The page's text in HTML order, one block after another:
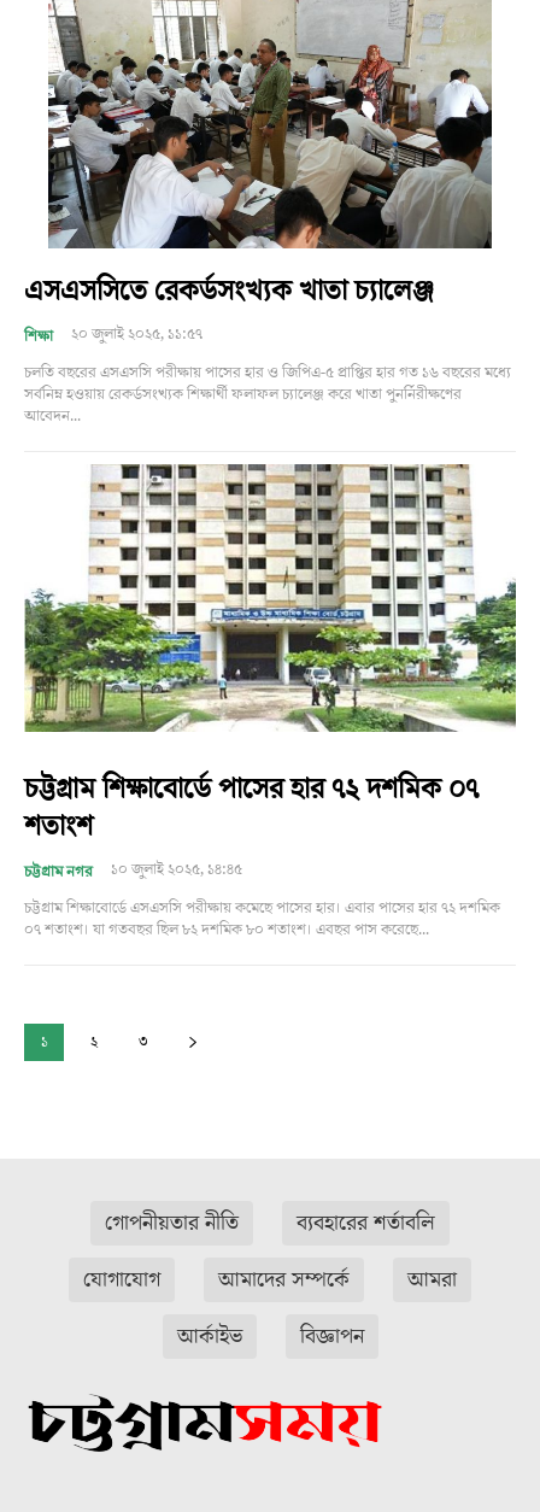
এসএসসিতে রেকর্ডসংখ্যক খাতা চ্যালেঞ্জ
শিক্ষা
২০ জুলাই ২০২৫, ১১:৫৭
চলতি বছরের এসএসসি পরীক্ষায় পাসের হার ও জিপিএ-৫ প্রাপ্তির হার গত ১৬ বছরের মধ্যে
সর্বনিম্ন হওয়ায় রেকর্ডসংখ্যক শিক্ষার্থী ফলাফল চ্যালেঞ্জ করে খাতা পুনর্নিরীক্ষণের
আবেদন...
চট্টগ্রাম শিক্ষাবোর্ডে পাসের হার ৭২ দশমিক ০৭
শতাংশ
চট্টগ্রাম নগর
১০ জুলাই ২০২৫, ১৪:৪৫
চট্টগ্রাম শিক্ষাবোর্ডে এসএসসি পরীক্ষায় কমেছে পাসের হার। এবার পাসের হার ৭২ দশমিক
০৭ শতাংশ। যা গতবছর ছিল ৮২ দশমিক ৮০ শতাংশ। এবছর পাস করেছে...
১ ২ ৩
গোপনীয়তার নীতি
ব্যবহারের শর্তাবলি
যোগাযোগ
আমাদের সম্পর্কে
আমরা
আর্কাইভ
বিজ্ঞাপন